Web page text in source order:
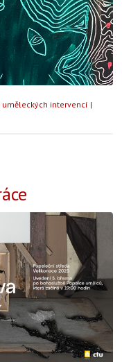
uměleckých intervencí |